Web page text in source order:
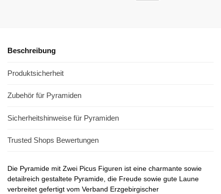
Beschreibung
Produktsicherheit
Zubehör für Pyramiden
Sicherheitshinweise für Pyramiden
Trusted Shops Bewertungen
Die Pyramide mit Zwei Picus Figuren ist eine charmante sowie
detailreich gestaltete Pyramide, die Freude sowie gute Laune
verbreitet gefertigt vom Verband Erzgebirgischer